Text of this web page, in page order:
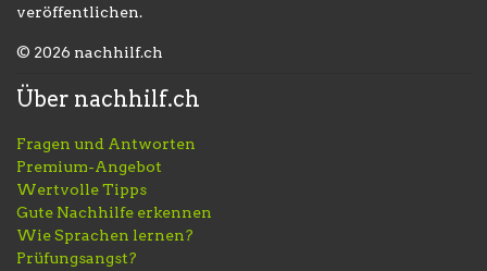
veröffentlichen.
© 2026 nachhilf.ch
Über nachhilf.ch
Fragen und Antworten
Premium-Angebot
Wertvolle Tipps
Gute Nachhilfe erkennen
Wie Sprachen lernen?
Prüfungsangst?